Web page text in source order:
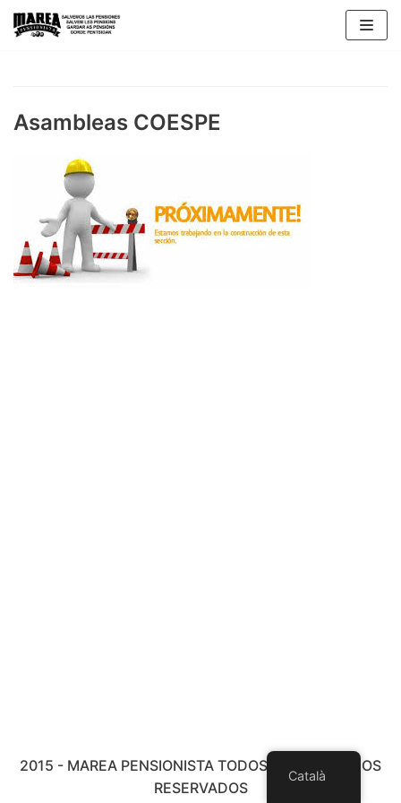
Skip
Asambleas COESPE
2015 - MAREA PENSIONISTA TODOS LOS DERECHOS
RESERVADOS
Català